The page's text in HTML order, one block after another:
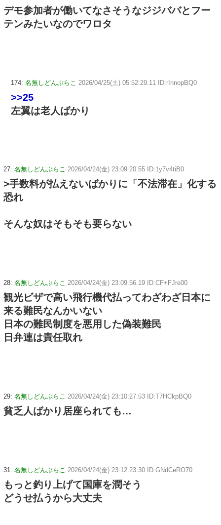
デモ参加者が働いてなさそうなジジババとフー
テンみたいなのでワロタ
174: 名無しどんぶらこ 2026/04/25(土) 05:52:29.11 ID:rInnopBQ0
>>25
左翼は老人ばかり
27: 名無しどんぶらこ 2026/04/24(金) 23:09:20.55 ID:1y7v4tiB0
>手数料が払えないばかりに「不法滞在」化する
恐れ
そんな奴はそもそも要らない
28: 名無しどんぶらこ 2026/04/24(金) 23:09:56.19 ID:CF+FJre00
観光ビザで高い飛行機代払ってわざわざ日本に
来る難民なんかいない
日本の難民制度を悪用した偽装難民
日弁連は責任取れ
29: 名無しどんぶらこ 2026/04/24(金) 23:10:27.53 ID:T7HCkpBQ0
貧乏人ばかり居座られても…
31: 名無しどんぶらこ 2026/04/24(金) 23:12:23.30 ID:GNdCeRO70
もっと釣り上げて国庫を潤そう
どうせ払うから大丈夫